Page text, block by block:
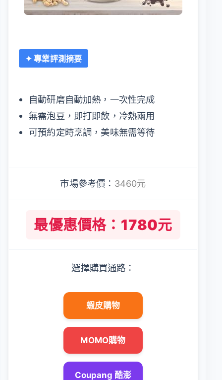
✦ 專業評測摘要
自動研磨自動加熱，一次性完成
無需泡豆，即打即飲，冷熱兩用
可預約定時烹調，美味無需等待
市場參考價：3460元
最優惠價格：1780元
選擇購買通路：
蝦皮購物
MOMO購物
Coupang 酷澎